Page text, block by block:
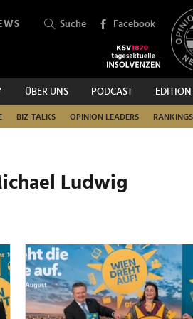
Suche Facebook
ÜBER UNS PODCAST EDITION
BIZ-TALKS OPINION LEADERS RANKINGS
SUCHEN
Ludwig